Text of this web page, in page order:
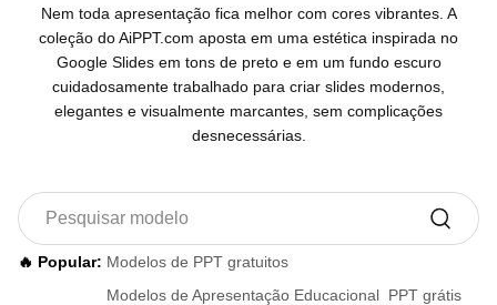
Nem toda apresentação fica melhor com cores vibrantes. A
coleção do AiPPT.com aposta em uma estética inspirada no
Google Slides em tons de preto e em um fundo escuro
cuidadosamente trabalhado para criar slides modernos,
elegantes e visualmente marcantes, sem complicações
desnecessárias.
🔥 Popular: Modelos de PPT gratuitos
Modelos de Apresentação Educacional PPT grátis